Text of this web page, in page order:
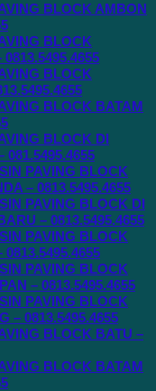
BLOCK AMBON
BLOCK
BLOCK
BLOCK BATAM
BLOCK DI
081.5495.4655
PAVING BLOCK
– 0813.5495.4655
PAVING BLOCK DI
– 0813.5495.4655
PAVING BLOCK
0813.5495.4655
PAVING BLOCK
– 0813.5495.4655
PAVING BLOCK
– 0813.5495.4655
BLOCK BATU –
BLOCK BATAM